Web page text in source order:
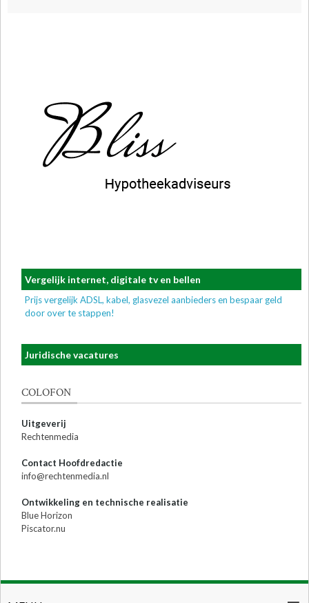
Vergelijk internet, digitale tv en bellen
Prijs vergelijk ADSL, kabel, glasvezel aanbieders en bespaar geld
door over te stappen!
Juridische vacatures
COLOFON
Uitgeverij
Rechtenmedia
Contact Hoofdredactie
info@rechtenmedia.nl
Ontwikkeling en technische realisatie
Blue Horizon
Piscator.nu